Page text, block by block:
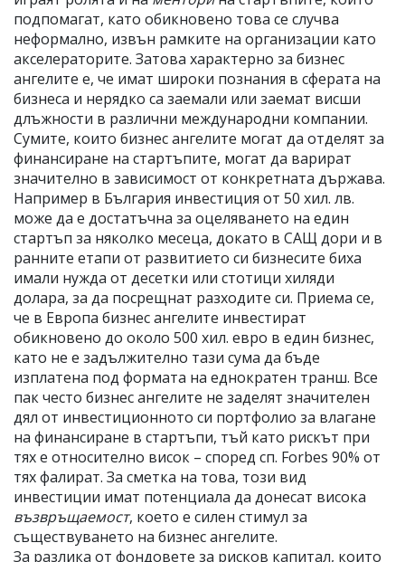
подпомагат, като обикновено това се случва
неформално, извън рамките на организации като
акселераторите. Затова характерно за бизнес
ангелите е, че имат широки познания в сферата на
бизнеса и нерядко са заемали или заемат висши
длъжности в различни международни компании.
Сумите, които бизнес ангелите могат да отделят за
финансиране на стартъпите, могат да варират
значително в зависимост от конкретната държава.
Например в България инвестиция от 50 хил. лв.
може да е достатъчна за оцеляването на един
стартъп за няколко месеца, докато в САЩ дори и в
ранните етапи от развитието си бизнесите биха
имали нужда от десетки или стотици хиляди
долара, за да посрещнат разходите си. Приема се,
че в Европа бизнес ангелите инвестират
обикновено до около 500 хил. евро в един бизнес,
като не е задължително тази сума да бъде
изплатена под формата на еднократен транш. Все
пак често бизнес ангелите не заделят значителен
дял от инвестиционното си портфолио за влагане
на финансиране в стартъпи, тъй като рискът при
тях е относително висок – според сп. Forbes 90% от
тях фалират. За сметка на това, този вид
инвестиции имат потенциала да донесат висока
възвръщаемост, което е силен стимул за
съществуването на бизнес ангелите.
За разлика от фондовете за рисков капитал, които